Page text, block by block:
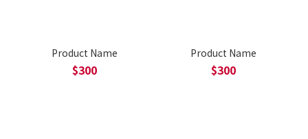
Product Name
$300
Product Name
$300